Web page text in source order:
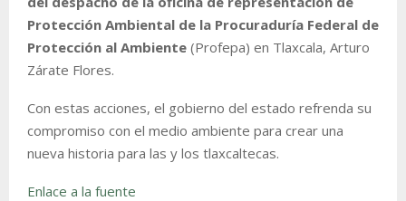
Protección Ambiental de la Procuraduría Federal de
Protección al Ambiente (Profepa) en Tlaxcala, Arturo
Zárate Flores.
Con estas acciones, el gobierno del estado refrenda su
compromiso con el medio ambiente para crear una
nueva historia para las y los tlaxcaltecas.
Enlace a la fuente